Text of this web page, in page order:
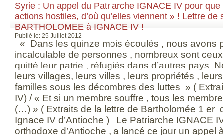
Syrie : Un appel du Patriarche IGNACE IV pour
actions hostiles, d’où qu’elles viennent » ! Lettre de
BARTHOLOMEE à IGNACE IV !
Publié le: 25 Juillet 2012
« Dans les quinze mois écoulés , nous avons
incalculable de personnes , nombreux sont
quitté leur patrie , réfugiés dans d’autres pays.
leurs villages, leurs villes , leurs propriétés ,
familles sous les décombres des luttes » (
IV) / « Et si un membre souffre , tous les
(…) » ( Extraits de la lettre de Bartholomée 1 er
Ignace IV d’Antioche ) Le Patriarche IGNACE
orthodoxe d’Antioche , a lancé ce jour un appel